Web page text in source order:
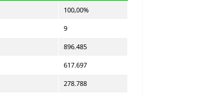
100,00%
9
896.485
617.697
278.788